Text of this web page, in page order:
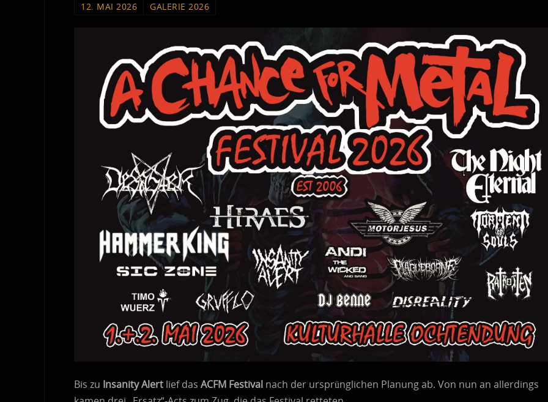
12. MAI 2026 GALERIE 2026
Bis zu Insanity Alert lief das ACFM Festival nach der ursprünglichen Planung ab. Von nun an allerdings